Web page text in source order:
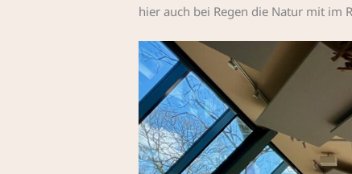
hier auch bei Regen die Natur mit im